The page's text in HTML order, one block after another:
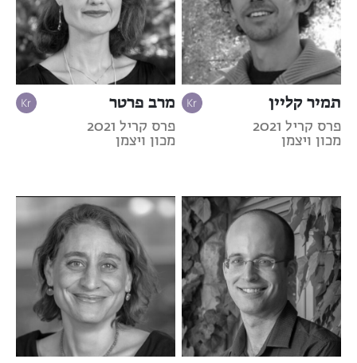
תמיר קליין
פרס קריל 2021
מכון ויצמן
מרב פרטר
פרס קריל 2021
מכון ויצמן